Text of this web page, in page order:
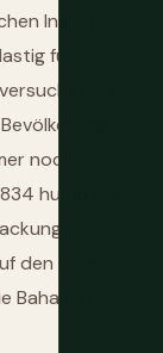
Inseln –
für
und
noch
humpelte
den Riffen